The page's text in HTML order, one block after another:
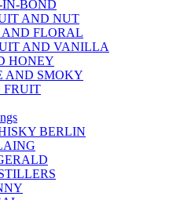
BOND
AND NUT
FLORAL
AND VANILLA
HONEY
AND SMOKY
FRUIT
BERLIN